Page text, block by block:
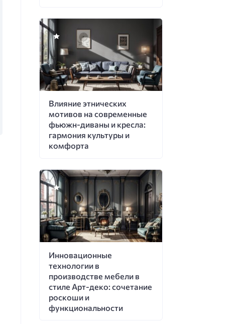
Влияние этнических
мотивов на современные
фьюжн-диваны и кресла:
гармония культуры и
комфорта
Инновационные
технологии в
производстве мебели в
стиле Арт-деко: сочетание
роскоши и
функциональности